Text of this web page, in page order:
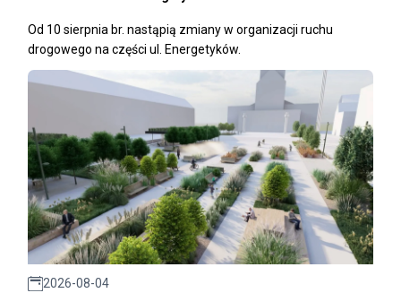
Od 10 sierpnia br. nastąpią zmiany w organizacji ruchu
drogowego na części ul. Energetyków.
2026-08-04